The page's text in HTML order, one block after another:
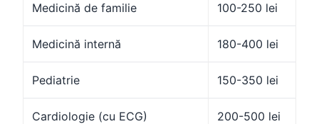
Medicină de familie 100-250 lei
Medicină internă 180-400 lei
Pediatrie 150-350 lei
Cardiologie (cu ECG) 200-500 lei